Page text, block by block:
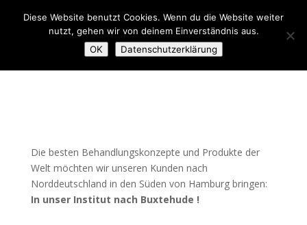
Die besten Behandlungskonzepte und Produkte der
Welt möchten wir unseren Kunden nach
Norddeutschland in den Süden von Hamburg bringen:
In unser Institut nach Buxtehude !
Diese Website benutzt Cookies. Wenn du die Website weiter
nutzt, gehen wir von deinem Einverständnis aus.
OK
Datenschutzerklärung